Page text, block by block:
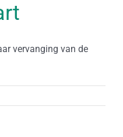
vervanging van de